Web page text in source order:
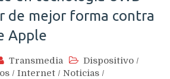
de mejor forma contra
Apple
Transmedia Dispositivo /
/ Internet / Noticias /